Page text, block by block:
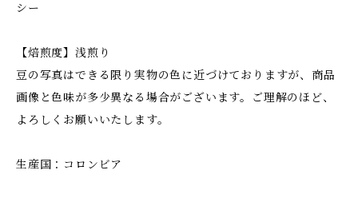
シー
【焙煎度】浅煎り
豆の写真はできる限り実物の色に近づけておりますが、商品
画像と色味が多少異なる場合がございます。ご理解のほど、
よろしくお願いいたします。
生産国：コロンビア